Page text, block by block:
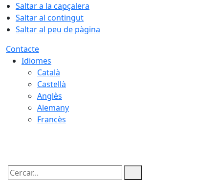
Saltar a la capçalera
Saltar al contingut
Saltar al peu de pàgina
Contacte
Idiomes
Català
Castellà
Anglès
Alemany
Francès